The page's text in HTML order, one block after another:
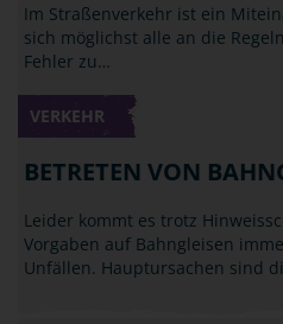
Im Straßenverkehr ist ein
sich möglichst alle an die
Fehler zu…
VERKEHR
BETRETEN VON
Leider kommt es trotz
Vorgaben auf Bahngleisen
Unfällen. Hauptursachen sind